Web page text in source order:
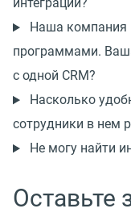
интеграции?
Наша компания
программами.
с одной CRM?
Насколько
сотрудники в нем
Не могу найти
Оставьте